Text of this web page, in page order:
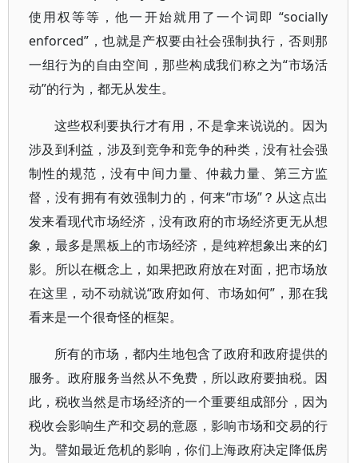
使用权等等，他一开始就用了一个词即 “socially
enforced”，也就是产权要由社会强制执行，否则那
一组行为的自由空间，那些构成我们称之为“市场活
动”的行为，都无从发生。
这些权利要执行才有用，不是拿来说说的。因为
涉及到利益，涉及到竞争和竞争的种类，没有社会强
制性的规范，没有中间力量、仲裁力量、第三方监
督，没有拥有有效强制力的，何来“市场”？从这点出
发来看现代市场经济，没有政府的市场经济更无从想
象，最多是黑板上的市场经济，是纯粹想象出来的幻
影。所以在概念上，如果把政府放在对面，把市场放
在这里，动不动就说“政府如何、市场如何”，那在我
看来是一个很奇怪的框架。
所有的市场，都内生地包含了政府和政府提供的
服务。政府服务当然从不免费，所以政府要抽税。因
此，税收当然是市场经济的一个重要组成部分，因为
税收会影响生产和交易的意愿，影响市场和交易的行
为。譬如最近危机的影响，你们上海政府决定降低房